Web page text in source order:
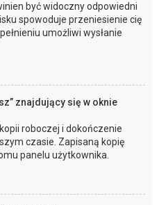
być widoczny odpowiedni
spowoduje przeniesienie cię
umożliwi wysłanie
znajdujący się w oknie
roboczej i dokończenie
czasie. Zapisaną kopię
panelu użytkownika.